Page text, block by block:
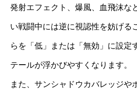
発射エフェクト、爆風、血飛沫な
い戦闘中には逆に視認性を妨げる
らを「低」または「無効」に設定
テールが浮かびやすくなります。
また、サンシャドウカバレッジや